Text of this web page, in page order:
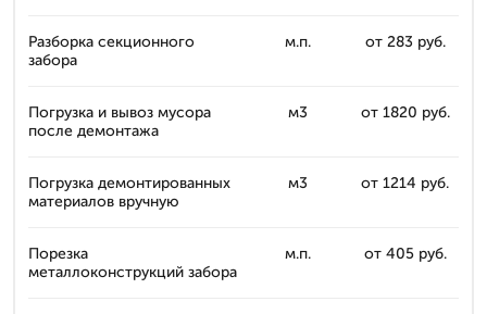
Разборка секционного
забора
м.п. от 283 руб.
Погрузка и вывоз мусора
после демонтажа
м3 от 1820 руб.
Погрузка демонтированных
материалов вручную
м3 от 1214 руб.
Порезка
металлоконструкций забора
м.п. от 405 руб.